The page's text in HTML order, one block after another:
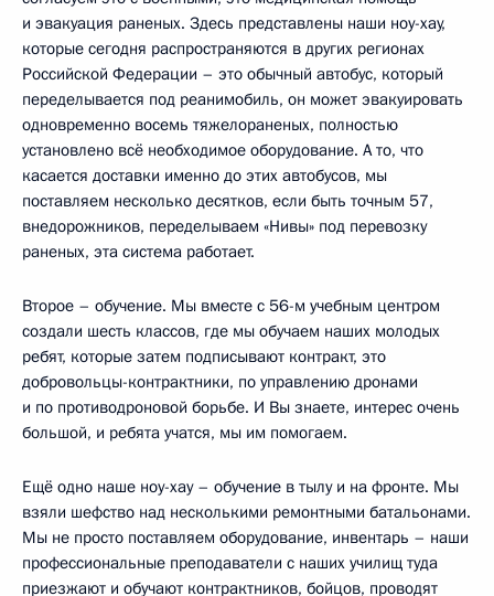
и эвакуация раненых. Здесь представлены наши ноу-хау,
которые сегодня распространяются в других регионах
Российской Федерации – это обычный автобус, который
переделывается под реанимобиль, он может эвакуировать
одновременно восемь тяжелораненых, полностью
установлено всё необходимое оборудование. А то, что
касается доставки именно до этих автобусов, мы
поставляем несколько десятков, если быть точным 57,
внедорожников, переделываем «Нивы» под перевозку
раненых, эта система работает.
Второе – обучение. Мы вместе с 56-м учебным центром
создали шесть классов, где мы обучаем наших молодых
ребят, которые затем подписывают контракт, это
добровольцы-контрактники, по управлению дронами
и по противодроновой борьбе. И Вы знаете, интерес очень
большой, и ребята учатся, мы им помогаем.
Ещё одно наше ноу-хау – обучение в тылу и на фронте. Мы
взяли шефство над несколькими ремонтными батальонами.
Мы не просто поставляем оборудование, инвентарь – наши
профессиональные преподаватели с наших училищ туда
приезжают и обучают контрактников, бойцов, проводят